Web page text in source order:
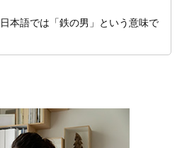
本語では「鉄の男」という意味で